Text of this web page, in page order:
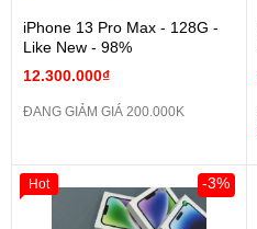
iPhone 13 Pro Max - 128G -
Like New - 98%
12.300.000₫
ĐANG GIẢM GIÁ 200.000K
-3%
Hot